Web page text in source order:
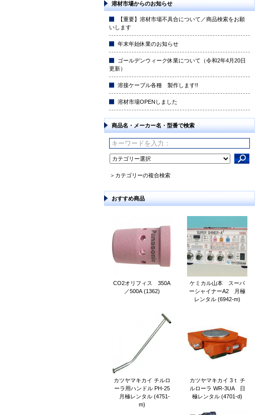
溶材市場からのお知らせ
【重要】溶材市場不具合について／商品検索をお願
いします
年末年始休業のお知らせ
ゴールデンウィーク休業について（令和2年4月20日
更新）
溶接ケーブル各種 製作します!!
溶材市場OPENしました
商品名・メーカー名・型番で検索
＞カテゴリーの複合検索
おすすめ商品
CO2オリフィス 350A
／500A (1362)
ケミカル山本 スーパ
ーシャイナーA2 月極
レンタル (6942-m)
カツヤマキカイ チルロ
ーラ用ハンドル PH-25
月極レンタル (4751-
m)
カツヤマキカイ 3ｔ チ
ルローラ WR-3UA 日
極レンタル (4701-d)